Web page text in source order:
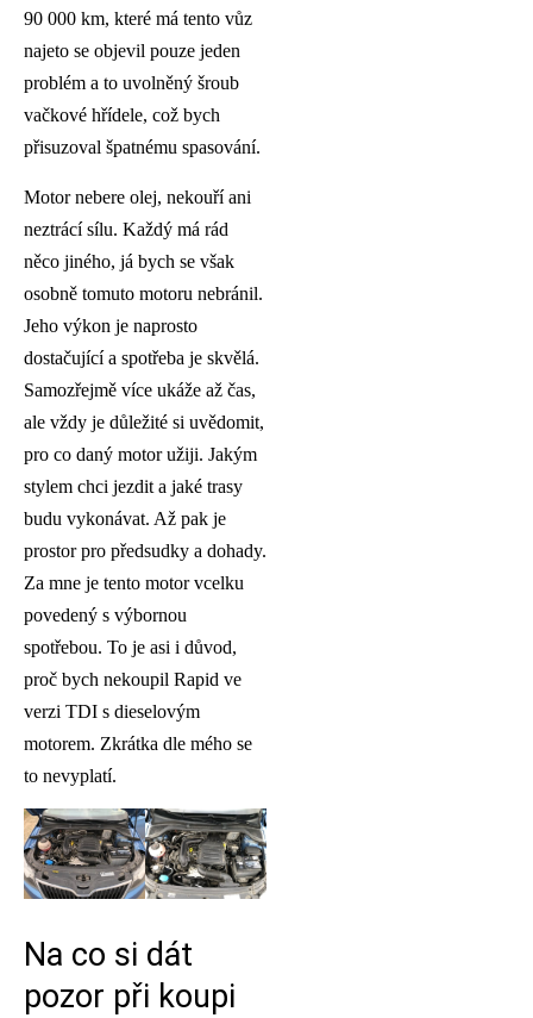
90 000 km, které má tento vůz
najeto se objevil pouze jeden
problém a to uvolněný šroub
vačkové hřídele, což bych
přisuzoval špatnému spasování.
Motor nebere olej, nekouří ani
neztrácí sílu. Každý má rád
něco jiného, já bych se však
osobně tomuto motoru nebránil.
Jeho výkon je naprosto
dostačující a spotřeba je skvělá.
Samozřejmě více ukáže až čas,
ale vždy je důležité si uvědomit,
pro co daný motor užiji. Jakým
stylem chci jezdit a jaké trasy
budu vykonávat. Až pak je
prostor pro předsudky a dohady.
Za mne je tento motor vcelku
povedený s výbornou
spotřebou. To je asi i důvod,
proč bych nekoupil Rapid ve
verzi TDI s dieselovým
motorem. Zkrátka dle mého se
to nevyplatí.
Na co si dát
pozor při koupi